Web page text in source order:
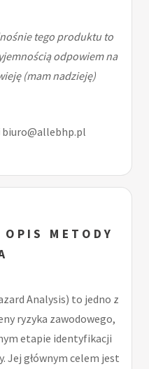
tego produktu to
odpowiem na
(mam nadzieję)
biuro@allebhp.pl
METODY
Analysis) to jedno z
ryzyka zawodowego,
etapie identyfikacji
Jej głównym celem jest